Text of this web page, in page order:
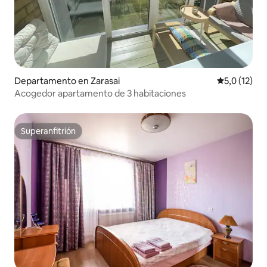
Departamento en Zarasai Calificación
5,0 (12)
Acogedor apartamento de 3 habitaciones
Superanfitrión
Superanfitrión